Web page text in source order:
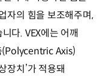
자의 힘을 보조해주며,
다. VEX에는 어깨
(Polycentric Axis)
장치’가 적용돼